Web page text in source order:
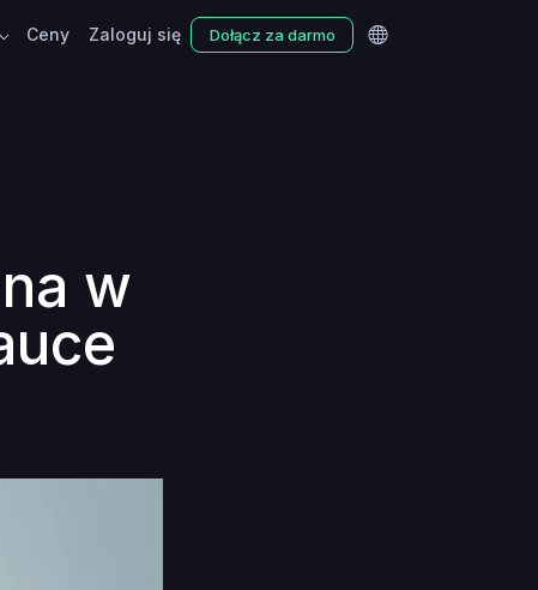
Ceny Zaloguj się Dołącz za darmo
w